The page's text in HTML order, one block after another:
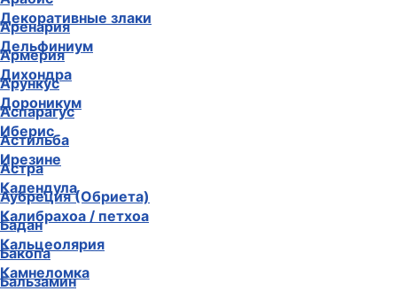
Аренария
Армерия
Арункус
Аспарагус
Астильба
Астра
Аубреция (Обриета)
Бадан
Бакопа
Бальзамин
Декоративные злаки
Дельфиниум
Дихондра
Дороникум
Иберис
Ирезине
Календула
Калибрахоа / петхоа
Кальцеолярия
Камнеломка